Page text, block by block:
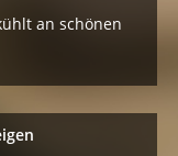
an schönen